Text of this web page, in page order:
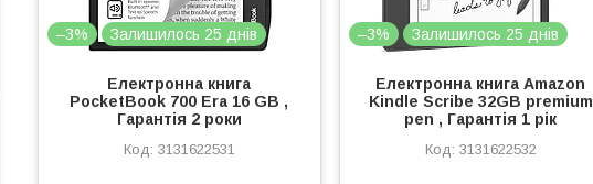
–3% Залишилось 25 днів
Електронна книга
PocketBook 700 Era 16 GB ,
Гарантія 2 роки
3131622531
–3% Залишилось 25 днів
Електронна книга Amazon
Kindle Scribe 32GB premium
pen , Гарантія 1 рік
3131622532